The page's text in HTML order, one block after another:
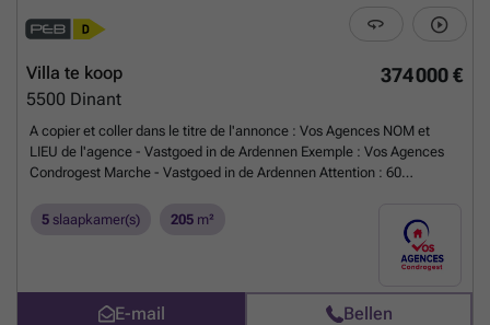
374 000 €
Villa te koop
5500 Dinant
A copier et coller dans le titre de l'annonce : Vos Agences NOM et
LIEU de l'agence - Vastgoed in de Ardennen Exemple : Vos Agences
Condrogest Marche - Vastgoed in de Ardennen Attention : 60
5 slaapkamer(s) 205 m²
E-mail Bellen